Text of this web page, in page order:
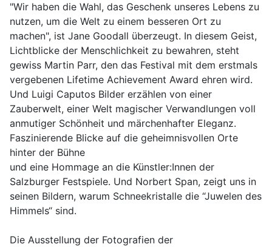
"Wir haben die Wahl, das Geschenk unseres Lebens zu
nutzen, um die Welt zu einem besseren Ort zu
machen", ist Jane Goodall überzeugt. In diesem Geist,
Lichtblicke der Menschlichkeit zu bewahren, steht
gewiss Martin Parr, den das Festival mit dem erstmals
vergebenen Lifetime Achievement Award ehren wird.
Und Luigi Caputos Bilder erzählen von einer
Zauberwelt, einer Welt magischer Verwandlungen voll
anmutiger Schönheit und märchenhafter Eleganz.
Faszinierende Blicke auf die geheimnisvollen Orte
hinter der Bühne
und eine Hommage an die Künstler:Innen der
Salzburger Festspiele. Und Norbert Span, zeigt uns in
seinen Bildern, warum Schneekristalle die “Juwelen des
Himmels“ sind.
Die Ausstellung der Fotografien der